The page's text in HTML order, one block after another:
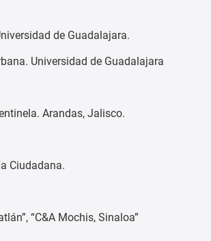
de Guadalajara.
Universidad de Guadalajara
Arandas, Jalisco.
Ciudadana.
“C&A Mochis, Sinaloa”